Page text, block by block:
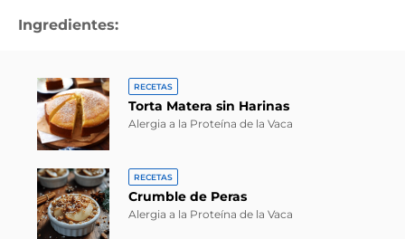
Ingredientes:
RECETAS
Torta Matera sin Harinas
Alergia a la Proteína de la Vaca
RECETAS
Crumble de Peras
Alergia a la Proteína de la Vaca